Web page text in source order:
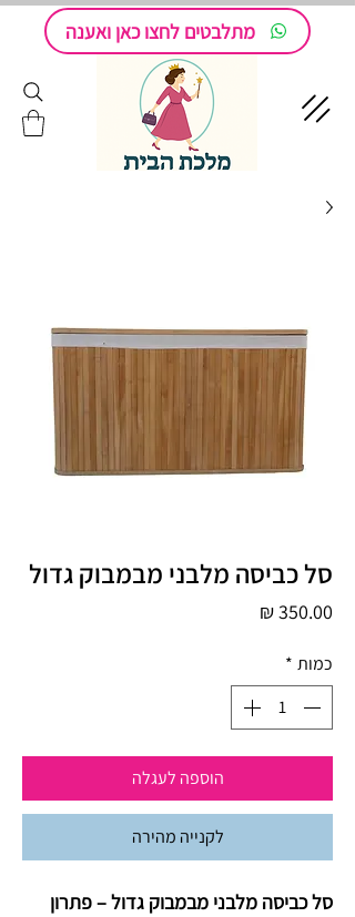
מתלבטים לחצו כאן ואענה
סל כביסה מלבני מבמבוק גדול
כמות *
הוספה לעגלה
לקנייה מהירה
סל כביסה מלבני מבמבוק גדול – פתרון